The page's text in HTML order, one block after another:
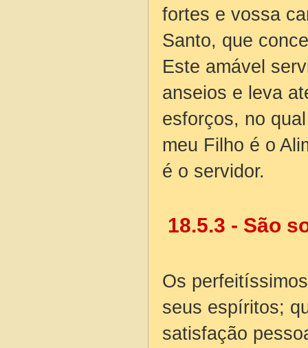
fortes e vossa
Santo, que
Este amável
anseios e leva
esforços, no
meu Filho é o
é o servidor.
18.5.3 - São
Os
seus espíritos;
satisfação